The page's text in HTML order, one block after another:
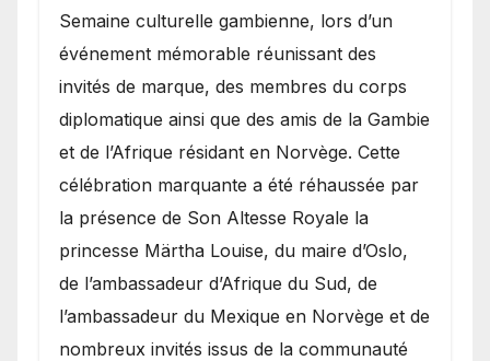
Semaine culturelle gambienne, lors d’un
événement mémorable réunissant des
invités de marque, des membres du corps
diplomatique ainsi que des amis de la Gambie
et de l’Afrique résidant en Norvège. Cette
célébration marquante a été réhaussée par
la présence de Son Altesse Royale la
princesse Märtha Louise, du maire d’Oslo,
de l’ambassadeur d’Afrique du Sud, de
l’ambassadeur du Mexique en Norvège et de
nombreux invités issus de la communauté